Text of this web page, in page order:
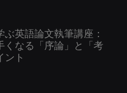
英語論文執筆講座：
くなる「序論」と「考
ント